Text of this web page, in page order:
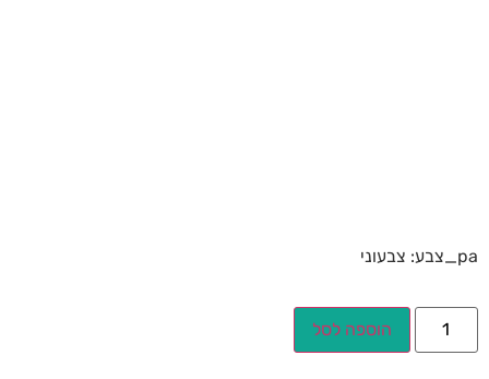
pa_צבע: צבעוני
הוספה לסל